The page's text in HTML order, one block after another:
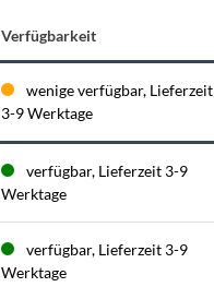
Verfügbarkeit
wenige verfügbar, Lieferzeit
3-9 Werktage
verfügbar, Lieferzeit 3-9
Werktage
verfügbar, Lieferzeit 3-9
Werktage